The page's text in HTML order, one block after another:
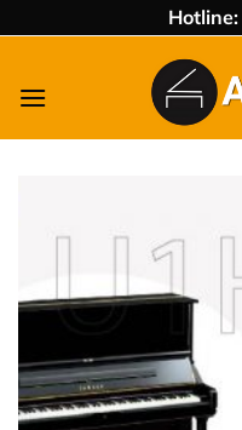
đến
dung
Hotline: